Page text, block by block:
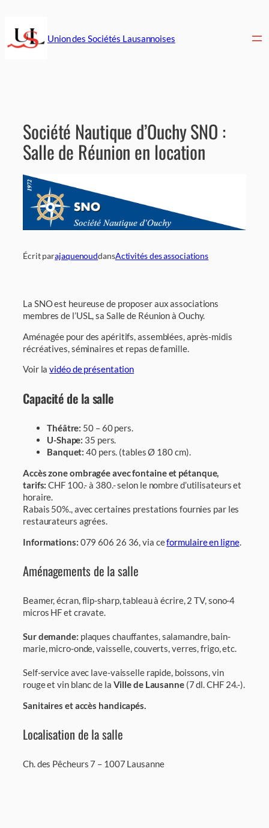
contenu
Union des Sociétés Lausannoises
Société Nautique d’Ouchy SNO :
Salle de Réunion en location
Écrit parajaquenouddansActivités des associations
La SNO est heureuse de proposer aux associations
membres de l’USL, sa Salle de Réunion à Ouchy.
Aménagée pour des apéritifs, assemblées, après-midis
récréatives, séminaires et repas de famille.
Voir lavidéo de présentation
Capacité de la salle
Théâtre: 50 – 60 pers.
U-Shape: 35 pers.
Banquet: 40 pers. (tables Ø 180 cm).
Accès zone ombragée avec fontaine et pétanque,
tarifs: CHF 100.- à 380.- selon le nombre d’utilisateurs et
horaire.
Rabais 50%., avec certaines prestations fournies par les
restaurateurs agrées.
Informations: 079 606 26 36, via ceformulaire en ligne.
Aménagements de la salle
Beamer, écran, flip-sharp, tableau à écrire, 2 TV, sono-4
micros HF et cravate.
Sur demande: plaques chauffantes, salamandre, bain-
marie, micro-onde, vaisselle, couverts, verres, frigo, etc.
Self-service avec lave-vaisselle rapide, boissons, vin
rouge et vin blanc de la Ville de Lausanne(7 dl. CHF 24.-).
Sanitaires et accès handicapés.
Localisation de la salle
Ch. des Pêcheurs 7 – 1007 Lausanne